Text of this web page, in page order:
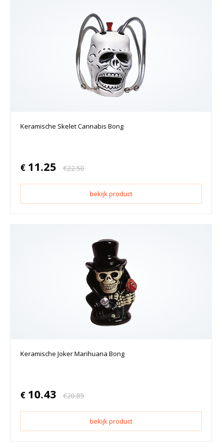
Keramische Skelet Cannabis Bong
€ 11.25 €22.50
bekijk product
Keramische Joker Marihuana Bong
€ 10.43 €20.85
bekijk product